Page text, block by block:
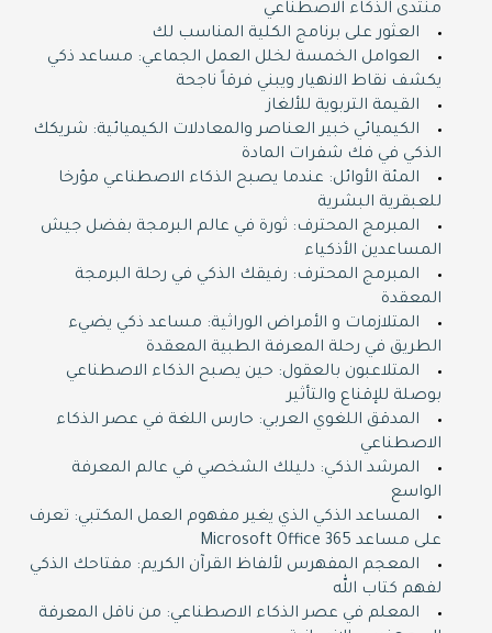
منتدى الذكاء الاصطناعي
العثور على برنامج الكلية المناسب لك
العوامل الخمسة لخلل العمل الجماعي: مساعد ذكي
يكشف نقاط الانهيار ويبني فرقاً ناجحة
القيمة التربوية للألغاز
الكيميائي خبير العناصر والمعادلات الكيميائية: شريكك
الذكي في فك شفرات المادة
المئة الأوائل: عندما يصبح الذكاء الاصطناعي مؤرخا
للعبقرية البشرية
المبرمج المحترف: ثورة في عالم البرمجة بفضل جيش
المساعدين الأذكياء
المبرمج المحترف: رفيقك الذكي في رحلة البرمجة
المعقدة
المتلازمات و الأمراض الوراثية: مساعد ذكي يضيء
الطريق في رحلة المعرفة الطبية المعقدة
المتلاعبون بالعقول: حين يصبح الذكاء الاصطناعي
بوصلة للإقناع والتأثير
المدقق اللغوي العربي: حارس اللغة في عصر الذكاء
الاصطناعي
المرشد الذكي: دليلك الشخصي في عالم المعرفة
الواسع
المساعد الذكي الذي يغير مفهوم العمل المكتبي: تعرف
على مساعد Microsoft Office 365
المعجم المفهرس لألفاظ القرآن الكريم: مفتاحك الذكي
لفهم كتاب الله
المعلم في عصر الذكاء الاصطناعي: من ناقل المعرفة